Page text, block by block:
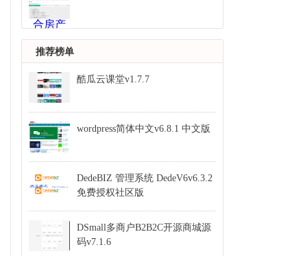
推荐榜单
酷瓜云课堂v1.7.7
wordpress简体中文v6.8.1 中文版
DedeBIZ 管理系统 DedeV6v6.3.2
免费授权社区版
DSmall多商户B2B2C开源商城源
码v7.1.6